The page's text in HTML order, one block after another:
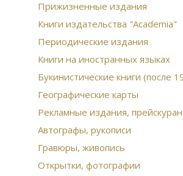
Прижизненные издания
Книги издательства "Academia"
Периодические издания
Книги на иностранных языках
Букинистические книги (после
Географические карты
Рекламные издания,
Автографы, рукописи
Гравюры, живопись
Открытки, фотографии